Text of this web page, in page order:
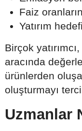
Faiz
Yatırım hedefi
Birçok
aracında
ürünlerden
oluşturmayı
Uzmanlar